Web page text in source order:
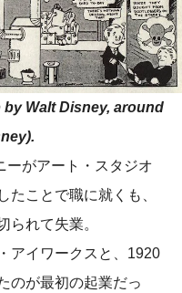
by Walt Disney, around
ーがアート・スタジオ
たことで職に就くも、
られて失業。
アイワークスと、1920
のが最初の起業だっ